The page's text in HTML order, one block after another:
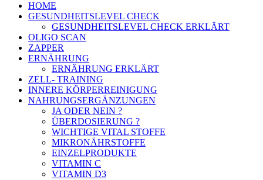
HOME
GESUNDHEITSLEVEL CHECK
GESUNDHEITSLEVEL CHECK ERKLÄRT
OLIGO SCAN
ZAPPER
ERNÄHRUNG
ERNÄHRUNG ERKLÄRT
ZELL- TRAINING
INNERE KÖRPERREINIGUNG
NAHRUNGSERGÄNZUNGEN
JA ODER NEIN ?
ÜBERDOSIERUNG ?
WICHTIGE VITAL STOFFE
MIKRONÄHRSTOFFE
EINZELPRODUKTE
VITAMIN C
VITAMIN D3